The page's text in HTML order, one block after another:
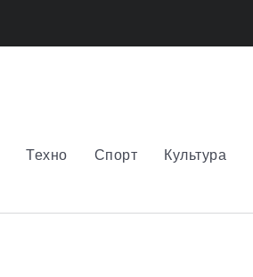
Техно Спорт Культура